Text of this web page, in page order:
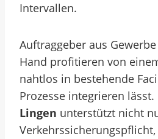
Intervallen.
Auftraggeber aus
Hand profitieren von
nahtlos in bestehende
Prozesse integrieren lässt.
Lingen unterstützt nicht